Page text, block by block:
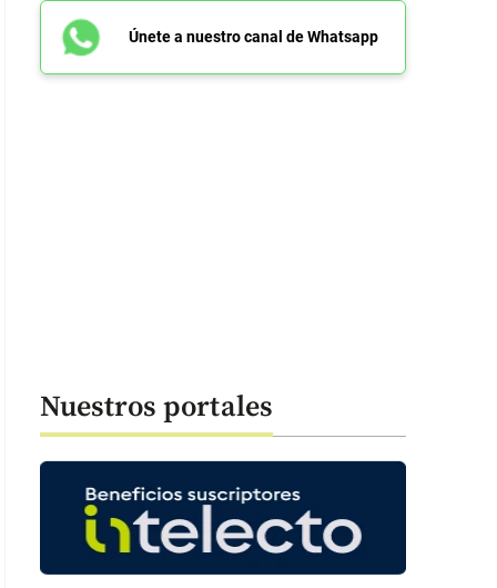
Únete a nuestro canal de Whatsapp
Nuestros portales